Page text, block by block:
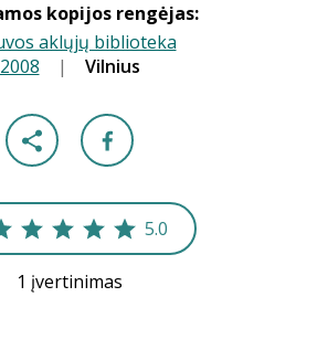
kopijos rengėjas:
aklųjų biblioteka
2008 | Vilnius
5.0
1 įvertinimas